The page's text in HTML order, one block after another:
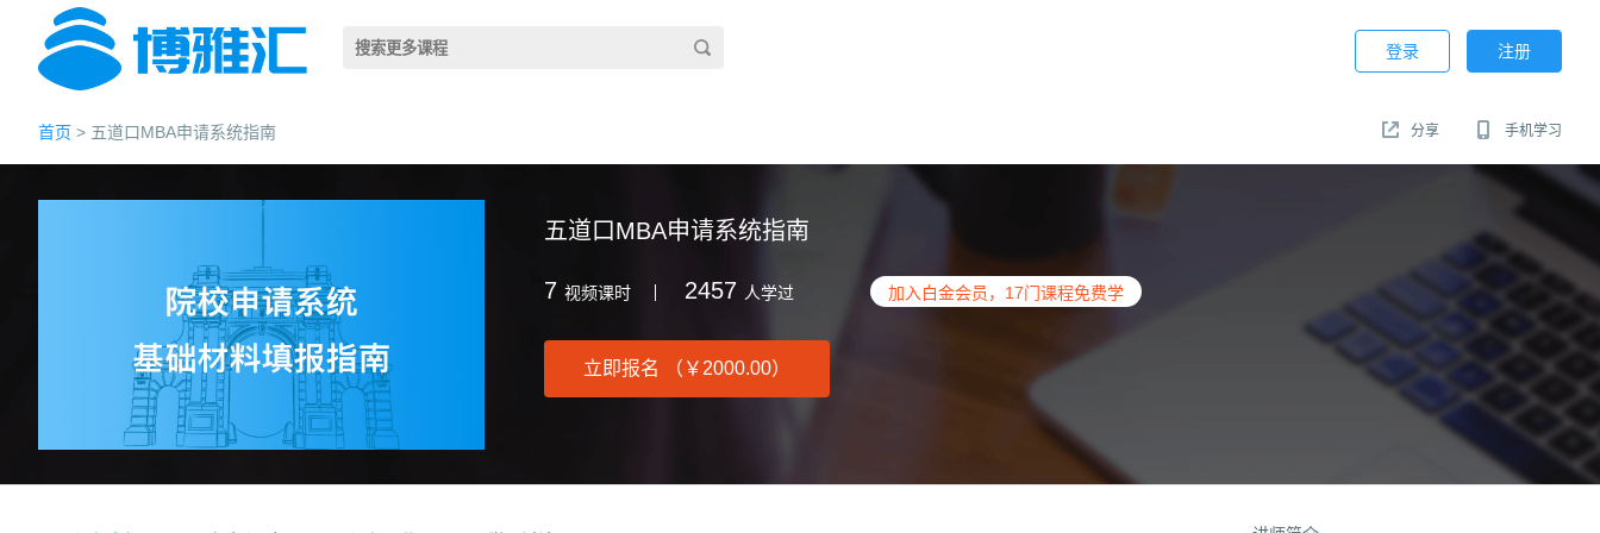
登录 注册
首页 > 五道口MBA申请系统指南 分享 手机学习
五道口MBA申请系统指南
7 视频课时 2457 人学过 加入白金会员， 17门课程免费学
立即报名 （￥2000.00）